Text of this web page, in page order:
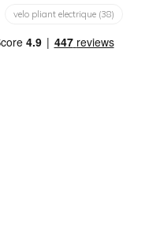
velo pliant electrique (38)